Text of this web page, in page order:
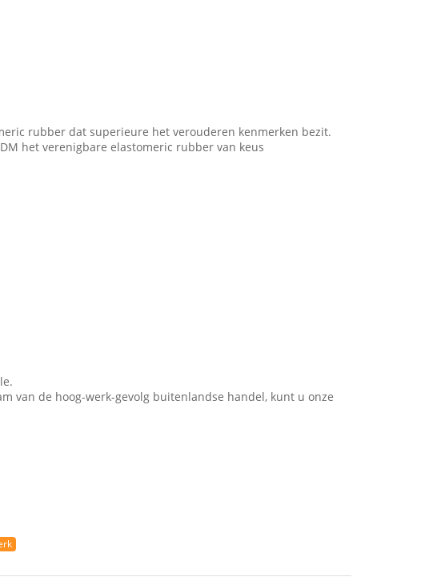
rubber dat superieure het verouderen kenmerken bezit.
het verenigbare elastomeric rubber van keus
van de hoog-werk-gevolg buitenlandse handel, kunt u onze